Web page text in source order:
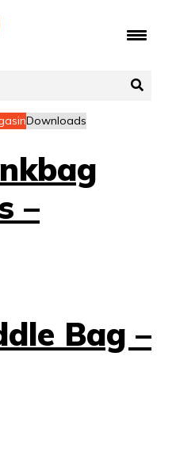
Downloads
–
Bag –